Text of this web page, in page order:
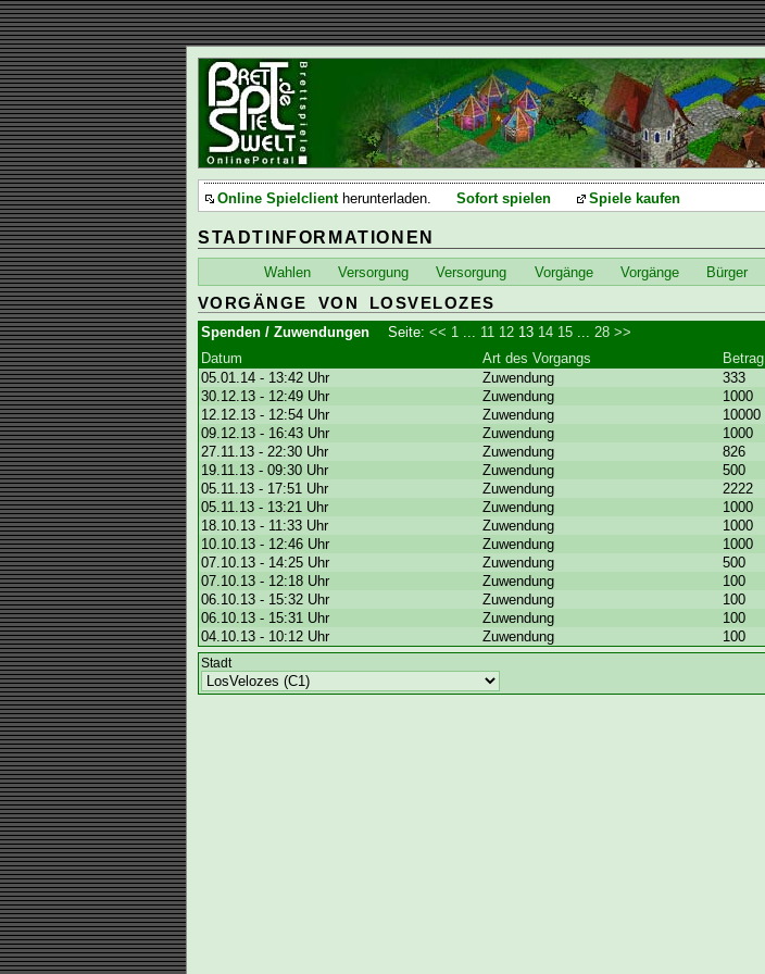
Online Spielclientherunterladen. Sofort spielen Spiele kaufen
STADTINFORMATIONEN
Wahlen Versorgung Versorgung Vorgänge Vorgänge Bürger
VORGÄNGE VON LOSVELOZES
Spenden / Zuwendungen Seite:<< 1 11 12 13 14 15 28 >>
Datum
Art des Vorgangs Betrag
05.01.14 - 13:42 Uhr
Zuwendung 333
30.12.13 - 12:49 Uhr
Zuwendung 1000
12.12.13 - 12:54 Uhr
Zuwendung 10000
09.12.13 - 16:43 Uhr
Zuwendung 1000
27.11.13 - 22:30 Uhr
Zuwendung 826
19.11.13 - 09:30 Uhr
Zuwendung 500
05.11.13 - 17:51 Uhr
Zuwendung 2222
05.11.13 - 13:21 Uhr
Zuwendung 1000
18.10.13 - 11:33 Uhr
Zuwendung 1000
10.10.13 - 12:46 Uhr
Zuwendung 1000
07.10.13 - 14:25 Uhr
Zuwendung 500
07.10.13 - 12:18 Uhr
Zuwendung 100
06.10.13 - 15:32 Uhr
Zuwendung 100
06.10.13 - 15:31 Uhr
Zuwendung 100
04.10.13 - 10:12 Uhr
Zuwendung 100
Stadt